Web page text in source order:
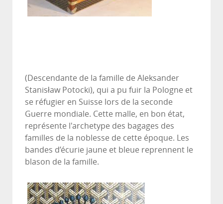
(Descendante de la famille de Aleksander
Stanisław Potocki), qui a pu fuir la Pologne et
se réfugier en Suisse lors de la seconde
Guerre mondiale. Cette malle, en bon état,
représente l'archetype des bagages des
familles de la noblesse de cette époque. Les
bandes d’écurie jaune et bleue reprennent le
blason de la famille.